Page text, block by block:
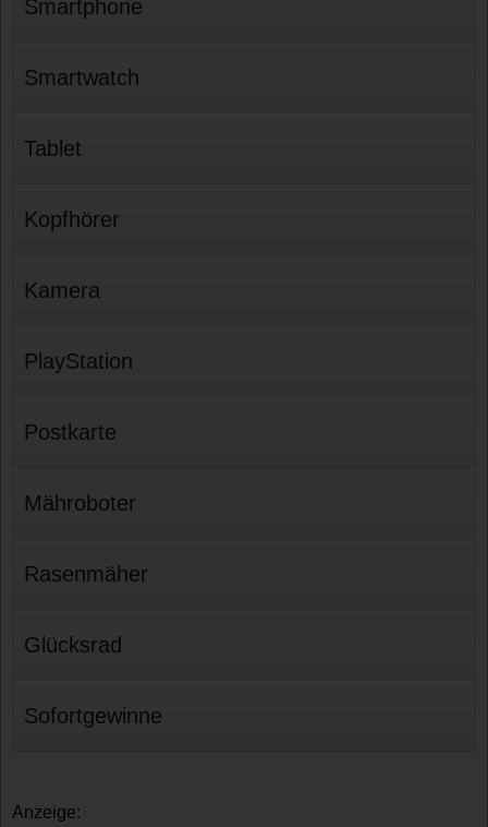
Smartphone
Smartwatch
Tablet
Kopfhörer
Kamera
PlayStation
Postkarte
Mähroboter
Rasenmäher
Glücksrad
Sofortgewinne
Anzeige: